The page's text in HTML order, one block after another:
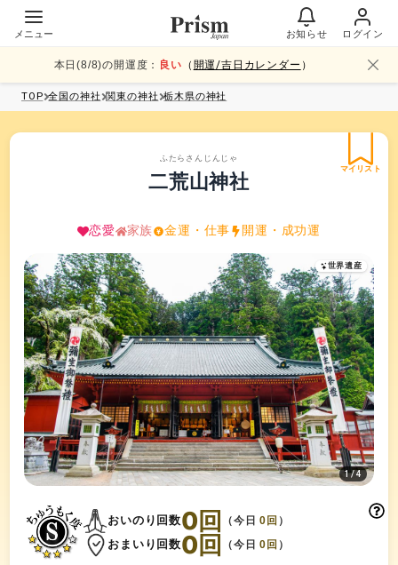
メニュー お知らせ ログイン
本日(8/8)の開運度： 良い （ 開運/吉日カレンダー ）
TOP 全国の神社 関東の神社 栃木県の神社
マイリスト
ふたらさんじんじゃ
二荒山神社
恋愛 家族 金運・仕事 開運・成功運
世界遺産
1/4
おいのり回数0回 （今日0回 ）
おまいり回数0回 （今日0回 ）